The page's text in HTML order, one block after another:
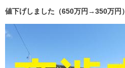
値下げしました（650万円→350万円）